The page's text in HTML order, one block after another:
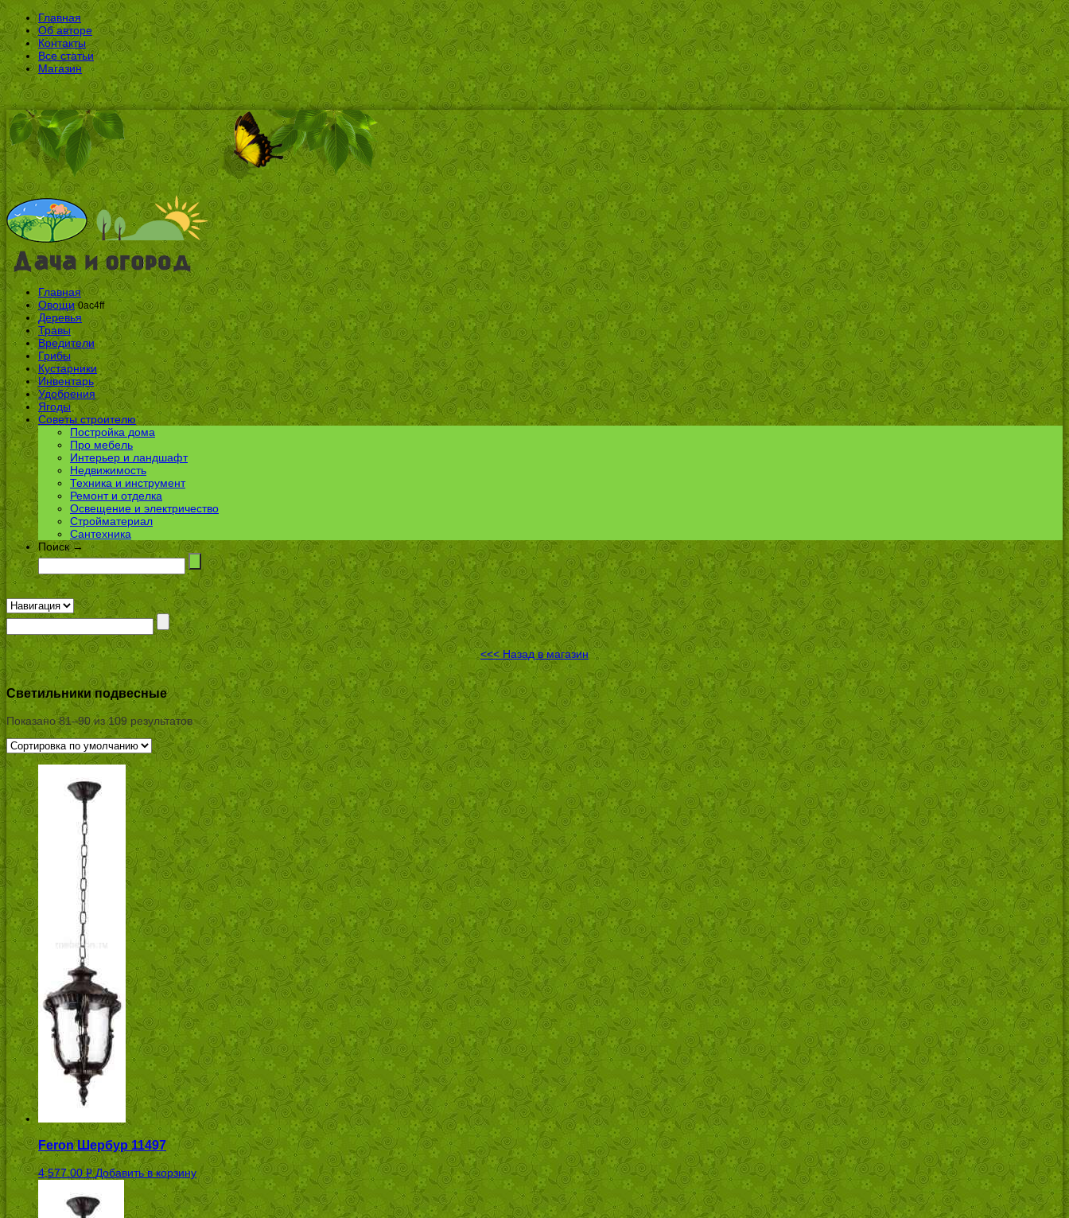
Главная
Об авторе
Контакты
Все статьи
Магазин
Главная
Овощи 0ac4ff
Деревья
Травы
Вредители
Грибы
Кустарники
Инвентарь
Удобрения
Ягоды
Советы строителю
Постройка дома
Про мебель
Интерьер и ландшафт
Недвижимость
Техника и инструмент
Ремонт и отделка
Освещение и электричество
Стройматериал
Сантехника
Поиск →
<<< Назад в магазин
Светильники подвесные
Показано 81–90 из 109 результатов
Feron Шербур 11497
4,577.00Р Добавить в корзину